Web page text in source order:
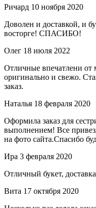
Ричард 10 ноября 2020
Доволен и доставкой, и
восторге! СПАСИБО!
Олег 18 июля 2022
Отличные впечатлени от
оригинально и свежо.
заказ.
Наталья 18 февраля 2020
Оформила заказ для
выполнением! Все
на фото сайта.Спасибо
Ира 3 февраля 2020
Отличный букет,
Вита 17 октября 2020